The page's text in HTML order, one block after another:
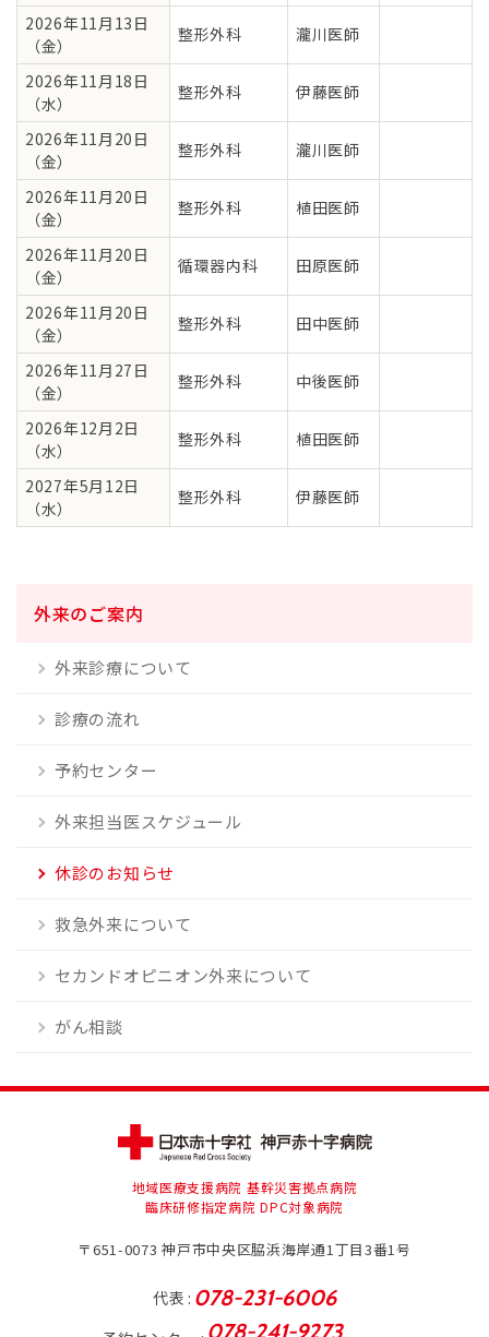
2026年11月13日
（金）
整形外科 瀧川医師
2026年11月18日
（水）
整形外科 伊藤医師
2026年11月20日
（金）
整形外科 瀧川医師
2026年11月20日
（金）
整形外科 植田医師
2026年11月20日
（金）
循環器内科 田原医師
2026年11月20日
（金）
整形外科 田中医師
2026年11月27日
（金）
整形外科 中後医師
2026年12月2日
（水）
整形外科 植田医師
2027年5月12日
（水）
整形外科 伊藤医師
外来のご案内
外来診療について
診療の流れ
予約センター
外来担当医スケジュール
休診のお知らせ
救急外来について
セカンドオピニオン外来について
がん相談
地域医療支援病院 基幹災害拠点病院
臨床研修指定病院 DPC対象病院
〒651-0073神戸市中央区脇浜海岸通1丁目3番1号
代表 078-231-6006
078-241-9273